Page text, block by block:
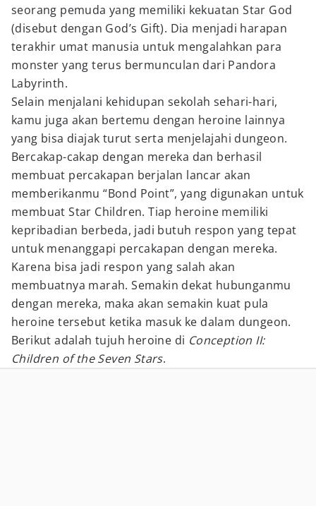
seorang pemuda yang memiliki kekuatan Star God
(disebut dengan God’s Gift). Dia menjadi harapan
terakhir umat manusia untuk mengalahkan para
monster yang terus bermunculan dari Pandora
Labyrinth.
Selain menjalani kehidupan sekolah sehari-hari,
kamu juga akan bertemu dengan heroine lainnya
yang bisa diajak turut serta menjelajahi dungeon.
Bercakap-cakap dengan mereka dan berhasil
membuat percakapan berjalan lancar akan
memberikanmu “Bond Point”, yang digunakan untuk
membuat Star Children. Tiap heroine memiliki
kepribadian berbeda, jadi butuh respon yang tepat
untuk menanggapi percakapan dengan mereka.
Karena bisa jadi respon yang salah akan
membuatnya marah. Semakin dekat hubunganmu
dengan mereka, maka akan semakin kuat pula
heroine tersebut ketika masuk ke dalam dungeon.
Berikut adalah tujuh heroine di Conception II:
Children of the Seven Stars.